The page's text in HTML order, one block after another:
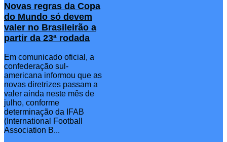
Novas regras da Copa
do Mundo só devem
valer no Brasileirão a
partir da 23ª rodada
Em comunicado oficial, a
confederação sul-
americana informou que as
novas diretrizes passam a
valer ainda neste mês de
julho, conforme
determinação da IFAB
(International Football
Association B...